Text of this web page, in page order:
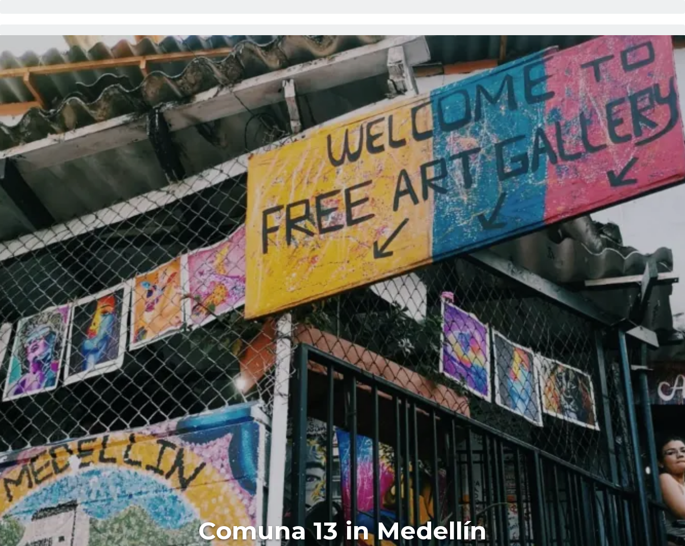
Comuna 13 in Medellín